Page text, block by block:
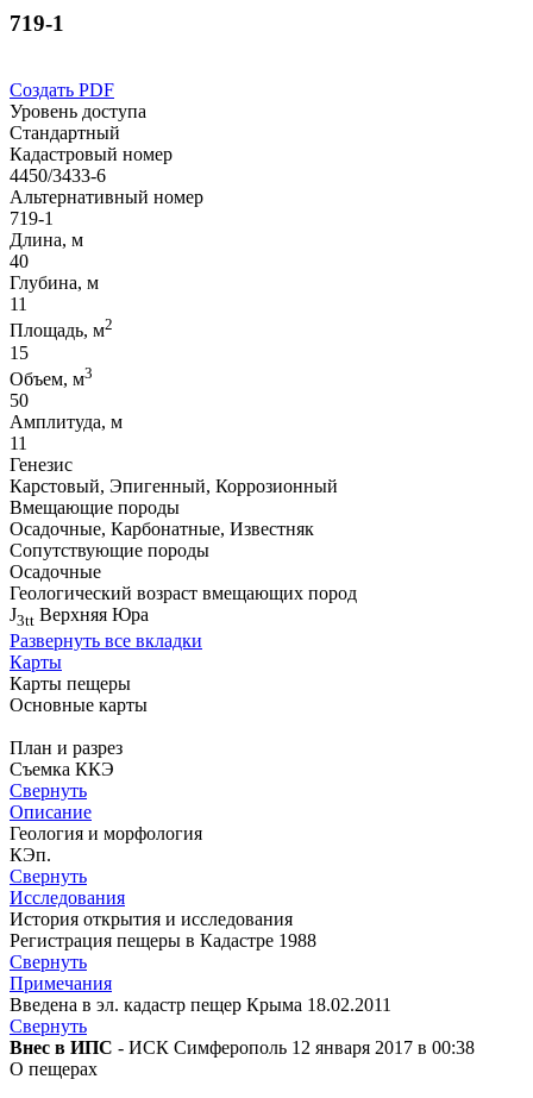
719-1
Создать PDF
Уровень доступа
Стандартный
Кадастровый номер
4450/3433-6
Альтернативный номер
719-1
Длина, м
40
Глубина, м
11
Площадь, м2
15
Объем, м3
50
Амплитуда, м
11
Генезис
Карстовый, Эпигенный, Коррозионный
Вмещающие породы
Осадочные, Карбонатные, Известняк
Сопутствующие породы
Осадочные
Геологический возраст вмещающих пород
J3tt Верхняя Юра
Развернуть все вкладки
Карты
Карты пещеры
Основные карты
План и разрез
Съемка ККЭ
Свернуть
Описание
Геология и морфология
КЭп.
Свернуть
Исследования
История открытия и исследования
Регистрация пещеры в Кадастре 1988
Свернуть
Примечания
Введена в эл. кадастр пещер Крыма 18.02.2011
Свернуть
Внес в ИПС - ИСК Симферополь 12 января 2017 в 00:38
О пещерах